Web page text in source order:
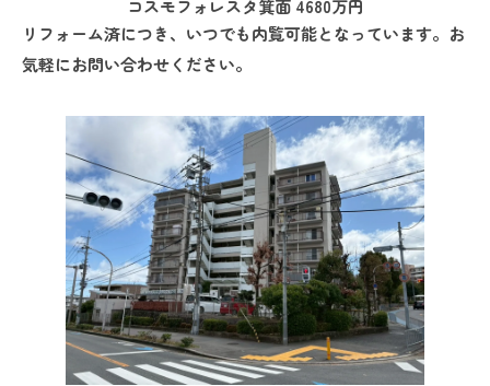
コスモフォレスタ箕面 4680万円
リフォーム済につき、いつでも内覧可能となっています。お
気軽にお問い合わせください。